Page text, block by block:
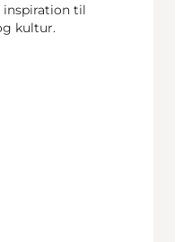
inspiration til
kultur.